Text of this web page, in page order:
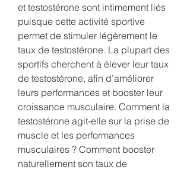
et testostérone sont intimement liés
puisque cette activité sportive
permet de stimuler légèrement le
taux de testostérone. La plupart des
sportifs cherchent à élever leur taux
de testostérone, afin d’améliorer
leurs performances et booster leur
croissance musculaire. Comment la
testostérone agit-elle sur la prise de
muscle et les performances
musculaires ? Comment booster
naturellement son taux de